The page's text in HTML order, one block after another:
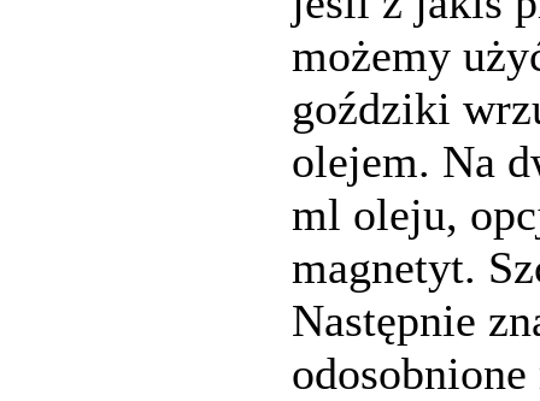
możemy
goździki
olejem. Na
ml oleju,
magnetyt.
Następnie